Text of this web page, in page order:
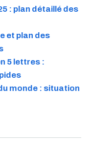
: plan détaillé des
et plan des
5 lettres :
monde : situation